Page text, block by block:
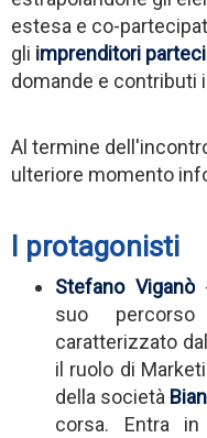
estesa e co-
gli imprenditori
domande e contributi
Al termine
ulteriore momento
I protagonisti
Stefano Viganò
suo
caratterizzato
il ruolo di
della società
corsa.
Entra in